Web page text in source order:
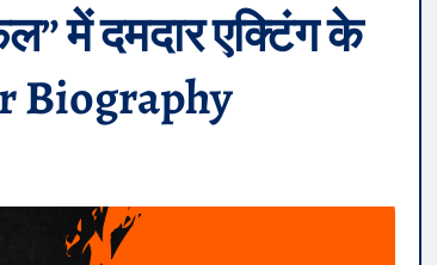
में दमदार एक्टिंग के
Biography